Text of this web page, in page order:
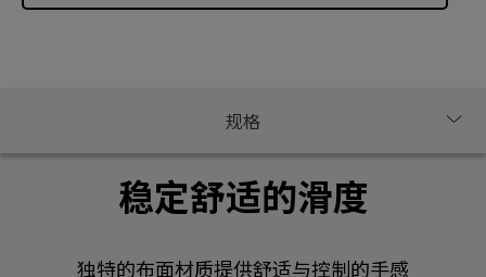
稳定舒适的滑度
独特的布面材质提供舒适与控制的手感